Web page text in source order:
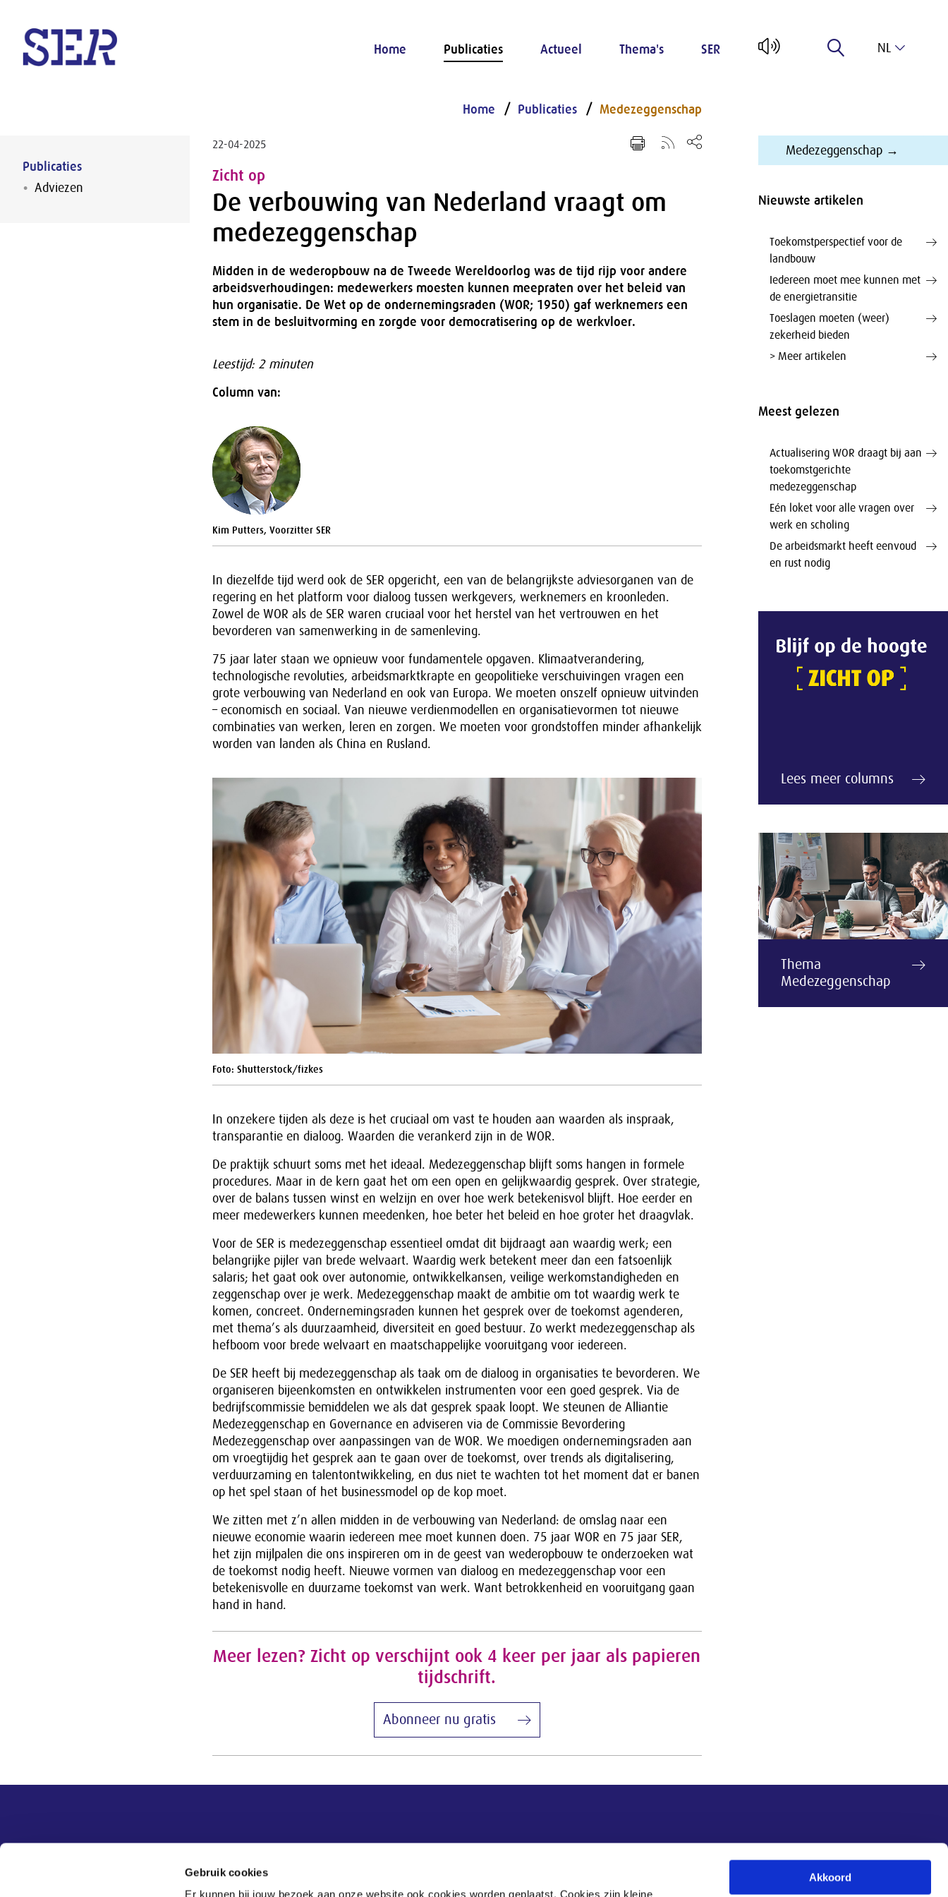
Gebruik cookies
Er kunnen bij jouw bezoek aan onze website ook cookies worden geplaatst. Cookies zijn kleine
Akkoord
Home Publicaties Actueel Thema's SER NL
Publicaties
Adviezen
Home Publicaties Medezeggenschap
22-04-2025
Zicht op
De verbouwing van Nederland vraagt om
medezeggenschap
Midden in de wederopbouw na de Tweede Wereldoorlog was de tijd rijp voor andere
arbeidsverhoudingen: medewerkers moesten kunnen meepraten over het beleid van
hun organisatie. De Wet op de ondernemingsraden (WOR; 1950) gaf werknemers een
stem in de besluitvorming en zorgde voor democratisering op de werkvloer.
Leestijd: 2 minuten
Column van:
Kim Putters, Voorzitter SER
In diezelfde tijd werd ook de SER opgericht, een van de belangrijkste adviesorganen van de
regering en het platform voor dialoog tussen werkgevers, werknemers en kroonleden.
Zowel de WOR als de SER waren cruciaal voor het herstel van het vertrouwen en het
bevorderen van samenwerking in de samenleving.
75 jaar later staan we opnieuw voor fundamentele opgaven. Klimaatverandering,
technologische revoluties, arbeidsmarktkrapte en geopolitieke verschuivingen vragen een
grote verbouwing van Nederland en ook van Europa. We moeten onszelf opnieuw uitvinden
– economisch en sociaal. Van nieuwe verdienmodellen en organisatievormen tot nieuwe
combinaties van werken, leren en zorgen. We moeten voor grondstoffen minder afhankelijk
worden van landen als China en Rusland.
Foto: Shutterstock/fizkes
In onzekere tijden als deze is het cruciaal om vast te houden aan waarden als inspraak,
transparantie en dialoog. Waarden die verankerd zijn in de WOR.
De praktijk schuurt soms met het ideaal. Medezeggenschap blijft soms hangen in formele
procedures. Maar in de kern gaat het om een open en gelijkwaardig gesprek. Over strategie,
over de balans tussen winst en welzijn en over hoe werk betekenisvol blijft. Hoe eerder en
meer medewerkers kunnen meedenken, hoe beter het beleid en hoe groter het draagvlak.
Voor de SER is medezeggenschap essentieel omdat dit bijdraagt aan waardig werk; een
belangrijke pijler van brede welvaart. Waardig werk betekent meer dan een fatsoenlijk
salaris; het gaat ook over autonomie, ontwikkelkansen, veilige werkomstandigheden en
zeggenschap over je werk. Medezeggenschap maakt de ambitie om tot waardig werk te
komen, concreet. Ondernemingsraden kunnen het gesprek over de toekomst agenderen,
met thema’s als duurzaamheid, diversiteit en goed bestuur. Zo werkt medezeggenschap als
hefboom voor brede welvaart en maatschappelijke vooruitgang voor iedereen.
De SER heeft bij medezeggenschap als taak om de dialoog in organisaties te bevorderen. We
organiseren bijeenkomsten en ontwikkelen instrumenten voor een goed gesprek. Via de
bedrijfscommissie bemiddelen we als dat gesprek spaak loopt. We steunen de Alliantie
Medezeggenschap en Governance en adviseren via de Commissie Bevordering
Medezeggenschap over aanpassingen van de WOR. We moedigen ondernemingsraden aan
om vroegtijdig het gesprek aan te gaan over de toekomst, over trends als digitalisering,
verduurzaming en talentontwikkeling, en dus niet te wachten tot het moment dat er banen
op het spel staan of het businessmodel op de kop moet.
We zitten met z’n allen midden in de verbouwing van Nederland: de omslag naar een
nieuwe economie waarin iedereen mee moet kunnen doen. 75 jaar WOR en 75 jaar SER,
het zijn mijlpalen die ons inspireren om in de geest van wederopbouw te onderzoeken wat
de toekomst nodig heeft. Nieuwe vormen van dialoog en medezeggenschap voor een
betekenisvolle en duurzame toekomst van werk. Want betrokkenheid en vooruitgang gaan
hand in hand.
Meer lezen? Zicht op verschijnt ook 4 keer per jaar als papieren
tijdschrift.
Abonneer nu gratis
Medezeggenschap →
Nieuwste artikelen
Toekomstperspectief voor de
landbouw
Iedereen moet mee kunnen met
de energietransitie
Toeslagen moeten (weer)
zekerheid bieden
> Meer artikelen
Meest gelezen
Actualisering WOR draagt bij aan
toekomstgerichte
medezeggenschap
Eén loket voor alle vragen over
werk en scholing
De arbeidsmarkt heeft eenvoud
en rust nodig
Lees meer columns
Thema
Medezeggenschap
Nieuwsupdate
Contact Postbus 90405